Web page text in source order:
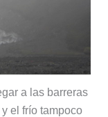
a las barreras
el frío tampoco